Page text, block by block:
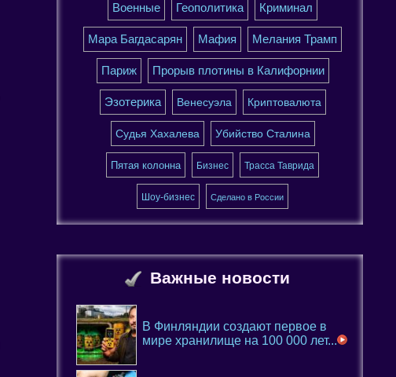
Военные Геополитика Криминал
Мара Багдасарян Мафия Мелания Трамп
Париж Прорыв плотины в Калифорнии
Эзотерика Венесуэла Криптовалюта
Судья Хахалева Убийство Сталина
Пятая колонна Бизнес Трасса Таврида
Шоу-бизнес Сделано в России
Важные новости
В Финляндии создают первое в
мире хранилище на 100 000 лет...